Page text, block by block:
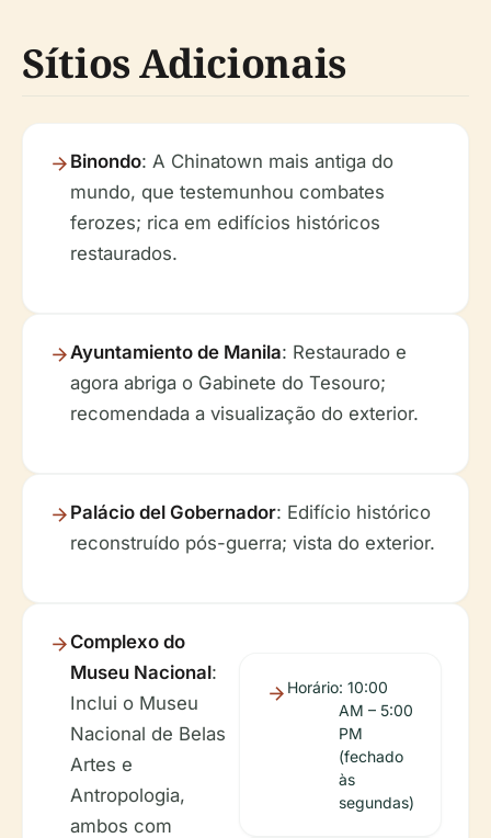
Sítios Adicionais
Binondo: A Chinatown mais antiga do
mundo, que testemunhou combates
ferozes; rica em edifícios históricos
restaurados.
Ayuntamiento de Manila: Restaurado e
agora abriga o Gabinete do Tesouro;
recomendada a visualização do exterior.
Palácio del Gobernador: Edifício histórico
reconstruído pós-guerra; vista do exterior.
Complexo do
Museu Nacional:
Inclui o Museu
Nacional de Belas
Artes e
Antropologia,
ambos com
Horário: 10:00
AM – 5:00
PM
(fechado
às
segundas)